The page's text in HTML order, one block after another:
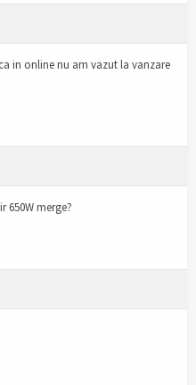
in online nu am vazut la vanzare
650W merge?